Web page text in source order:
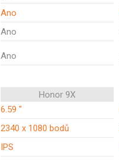
Ano
Ano
Ano
Honor 9X
6.59 "
2340 x 1080 bodů
IPS